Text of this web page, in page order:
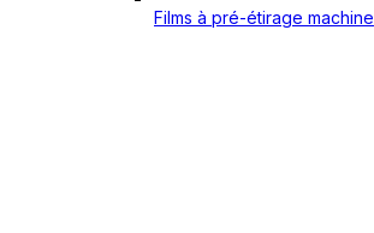
Films à pré-étirage machine